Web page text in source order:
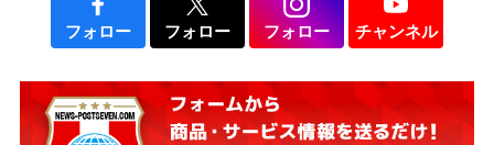
フォロー フォロー フォロー チャンネル